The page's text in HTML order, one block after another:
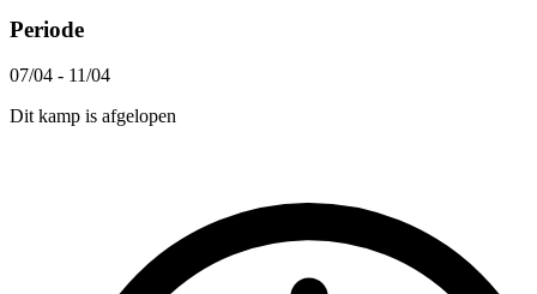
Periode
07/04 - 11/04
Dit kamp is afgelopen